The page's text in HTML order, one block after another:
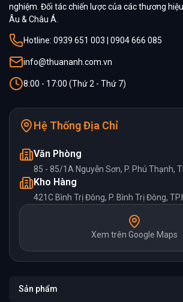
nghiệm. Đối tác chiến lược của các thương
Âu & Châu Á.
Hotline: 0939 651 003 | 0904 666 085
info@thuananh.com.vn
8:00 - 17:00 (Thứ 2 - Thứ 7)
Hệ Thống Địa Chỉ
Văn Phòng
85 - 85/1A Nguyễn Sơn, P. Phú Thạnh,
Kho Hàng
421C Bình Trị Đông, P. Bình Trị Đông,
Xem trên Google Maps
Sản phẩm